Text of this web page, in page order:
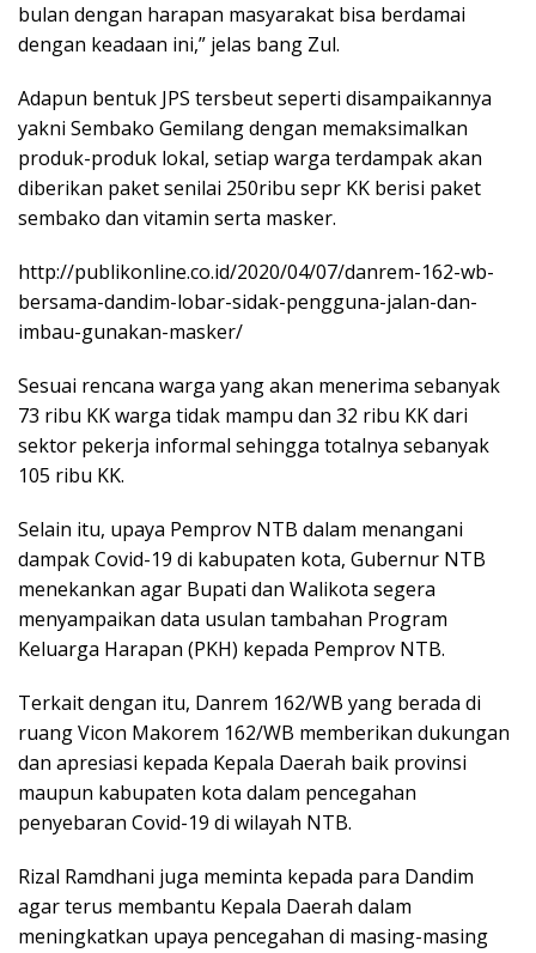
bulan dengan harapan masyarakat bisa berdamai
dengan keadaan ini,” jelas bang Zul.
Adapun bentuk JPS tersbeut seperti disampaikannya
yakni Sembako Gemilang dengan memaksimalkan
produk-produk lokal, setiap warga terdampak akan
diberikan paket senilai 250ribu sepr KK berisi paket
sembako dan vitamin serta masker.
http://publikonline.co.id/2020/04/07/danrem-162-wb-
bersama-dandim-lobar-sidak-pengguna-jalan-dan-
imbau-gunakan-masker/
Sesuai rencana warga yang akan menerima sebanyak
73 ribu KK warga tidak mampu dan 32 ribu KK dari
sektor pekerja informal sehingga totalnya sebanyak
105 ribu KK.
Selain itu, upaya Pemprov NTB dalam menangani
dampak Covid-19 di kabupaten kota, Gubernur NTB
menekankan agar Bupati dan Walikota segera
menyampaikan data usulan tambahan Program
Keluarga Harapan (PKH) kepada Pemprov NTB.
Terkait dengan itu, Danrem 162/WB yang berada di
ruang Vicon Makorem 162/WB memberikan dukungan
dan apresiasi kepada Kepala Daerah baik provinsi
maupun kabupaten kota dalam pencegahan
penyebaran Covid-19 di wilayah NTB.
Rizal Ramdhani juga meminta kepada para Dandim
agar terus membantu Kepala Daerah dalam
meningkatkan upaya pencegahan di masing-masing